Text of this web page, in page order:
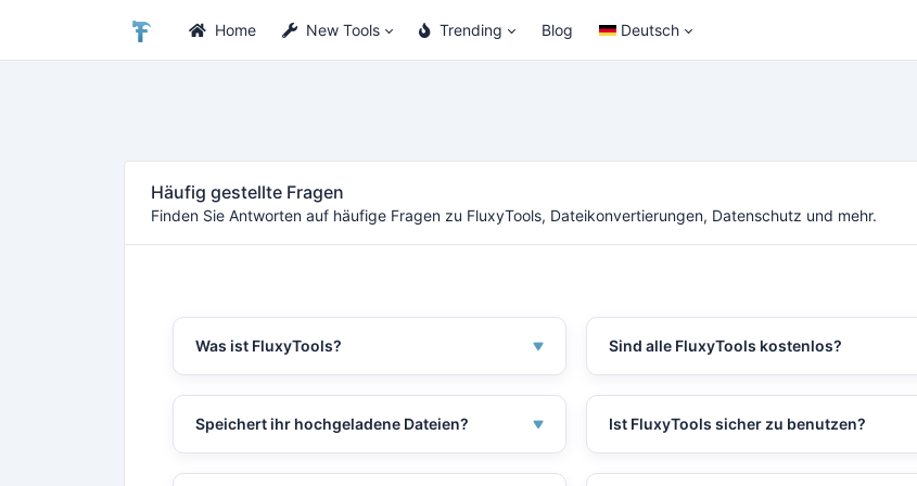
Home New Tools Trending Blog Deutsch
Häufig gestellte Fragen
Finden Sie Antworten auf häufige Fragen zu FluxyTools, Dateikonvertierungen, Datenschutz und mehr.
Was ist FluxyTools?
FluxyTools ist eine Sammlung kostenloser
Online-Tools zum Konvertieren, Bearbeiten,
Sind alle FluxyTools kostenlos?
Ja, die meisten unserer Tools sind komplett
kostenlos und ohne Registrierung verfügbar.
Speichert ihr hochgeladene Dateien?
Hochgeladene Dateien werden automatisch
Ist FluxyTools sicher zu benutzen?
Ja, FluxyTools verwendet verschlüsselte